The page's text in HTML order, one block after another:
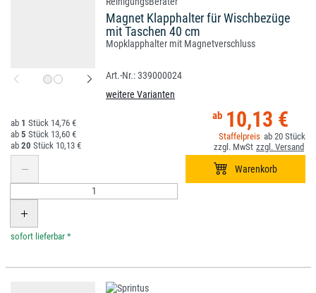
Magnet Klapphalter für Wischbezüge
mit Taschen 40 cm
Mopklapphalter mit Magnetverschluss
339000024
weitere Varianten
10,13 €
20
1
14,76 €
5
13,60 €
20
10,13 €
*